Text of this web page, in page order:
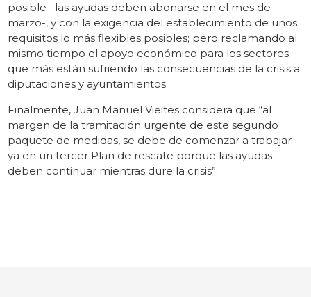
posible –las ayudas deben abonarse en el mes de
marzo-, y con la exigencia del establecimiento de unos
requisitos lo más flexibles posibles; pero reclamando al
mismo tiempo el apoyo económico para los sectores
que más están sufriendo las consecuencias de la crisis a
diputaciones y ayuntamientos.
Finalmente, Juan Manuel Vieites considera que “al
margen de la tramitación urgente de este segundo
paquete de medidas, se debe de comenzar a trabajar
ya en un tercer Plan de rescate porque las ayudas
deben continuar mientras dure la crisis”.